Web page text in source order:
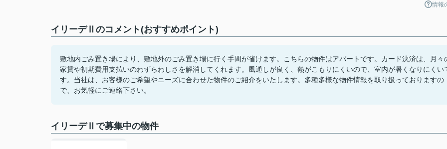
情報
イリーデⅡのコメント(おすすめポイント)
敷地内ごみ置き場により、敷地外のごみ置き場に行く手間が省けます。こちらの物件はアパートです。カード決済は、月々
家賃や初期費用支払いのわずらわしさを解消してくれます。風通しが良く、熱がこもりにくいので、室内が暑くなりにくい
す。当社は、お客様のご希望やニーズに合わせた物件のご紹介をいたします。多種多様な物件情報を取り扱っておりますの
で、お気軽にご連絡下さい。
イリーデⅡで募集中の物件